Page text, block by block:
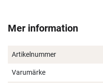
Stor kroppsyta som
Mer information
Artikelnummer
Varumärke